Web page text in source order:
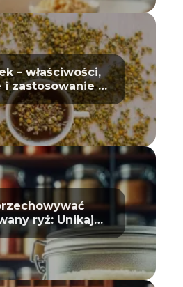
– właściwości,
i zastosowanie w
kosmetyce
ryż: Unikaj
zepsucia